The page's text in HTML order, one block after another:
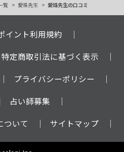
覧 愛珠先生 愛珠先生の口コミ
イント利用規約
特定商取引法に基づく表示
プライバシーポリシー
占い師募集
ついて
サイトマップ